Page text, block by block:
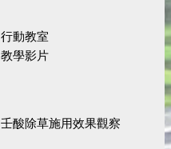
行動教室
教學影片
壬酸除草施用效果觀察